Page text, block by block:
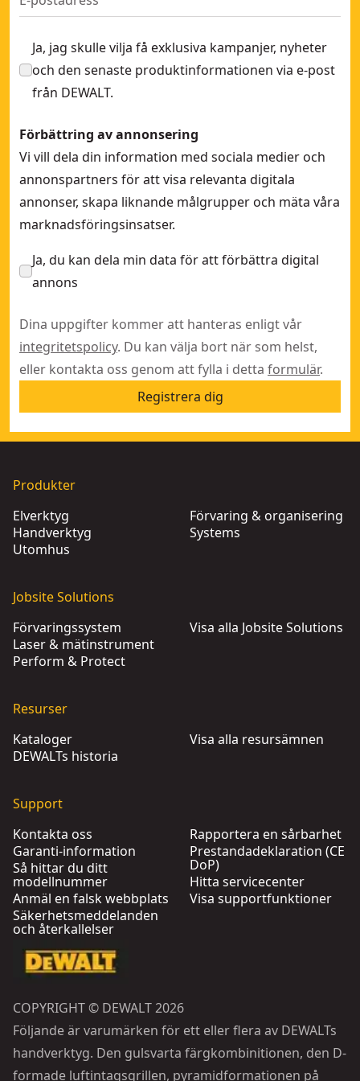
4x160x100 SDS-Plus Extreme borr
Ja, jag skulle vilja få exklusiva kampanjer, nyheter
och den senaste produktinformationen via e-post
från DEWALT.
Förbättring av annonsering
Vi vill dela din information med sociala medier och
annonspartners för att visa relevanta digitala
annonser, skapa liknande målgrupper och mäta våra
marknadsföringsinsatser.
Ja, du kan dela min data för att förbättra digital
annons
Dina uppgifter kommer att hanteras enligt vår
integritetspolicy. Du kan välja bort när som helst,
eller kontakta oss genom att fylla i detta formulär.
Registrera dig
Produkter
Elverktyg
Handverktyg
Utomhus
Förvaring & organisering
Systems
Jobsite Solutions
Förvaringssystem
Laser & mätinstrument
Perform & Protect
Visa alla Jobsite Solutions
Resurser
Kataloger
DEWALTs historia
Visa alla resursämnen
Support
Kontakta oss
Garanti-information
Så hittar du ditt
modellnummer
Anmäl en falsk webbplats
Säkerhetsmeddelanden
och återkallelser
Rapportera en sårbarhet
Prestandadeklaration (CE
DoP)
Hitta servicecenter
Visa supportfunktioner
COPYRIGHT © DEWALT 2026
Följande är varumärken för ett eller flera av DEWALTs
handverktyg. Den gulsvarta färgkombinitionen, den D-
formade luftintagsgrillen, pyramidformationen på